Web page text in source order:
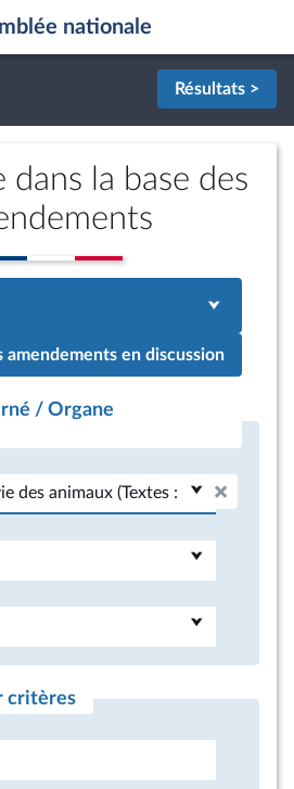
nationale
Résultats >
dans la base des
amendements en discussion
/ Organe
critères